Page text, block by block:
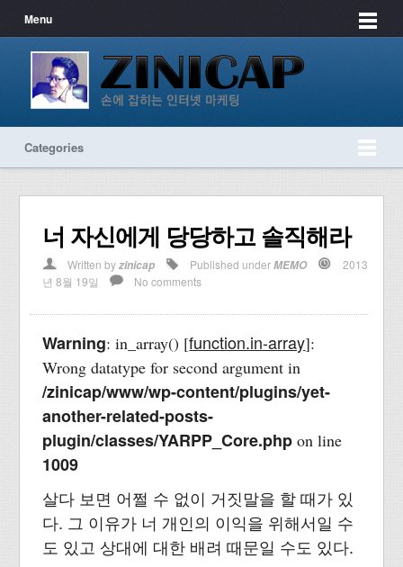
Menu
Categories
너 자신에게 당당하고 솔직해라
Written byzinicap Published underMEMO
2013
년 8월 19일
No comments
Warning: in_array() [function.in-array]:
Wrong datatype for second argument in
/zinicap/www/wp-content/plugins/yet-
another-related-posts-
plugin/classes/YARPP_Core.php on line
1009
살다 보면 어쩔 수 없이 거짓말을 할 때가 있
다. 그 이유가 너 개인의 이익을 위해서일 수
도 있고 상대에 대한 배려 때문일 수도 있다.